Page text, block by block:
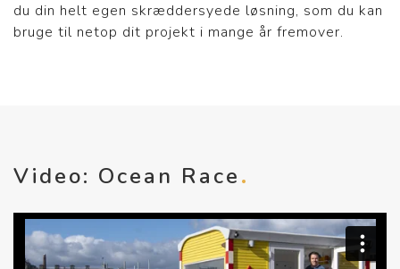
du din helt egen skræddersyede løsning, som du kan
bruge til netop dit projekt i mange år fremover.
Video: Ocean Race